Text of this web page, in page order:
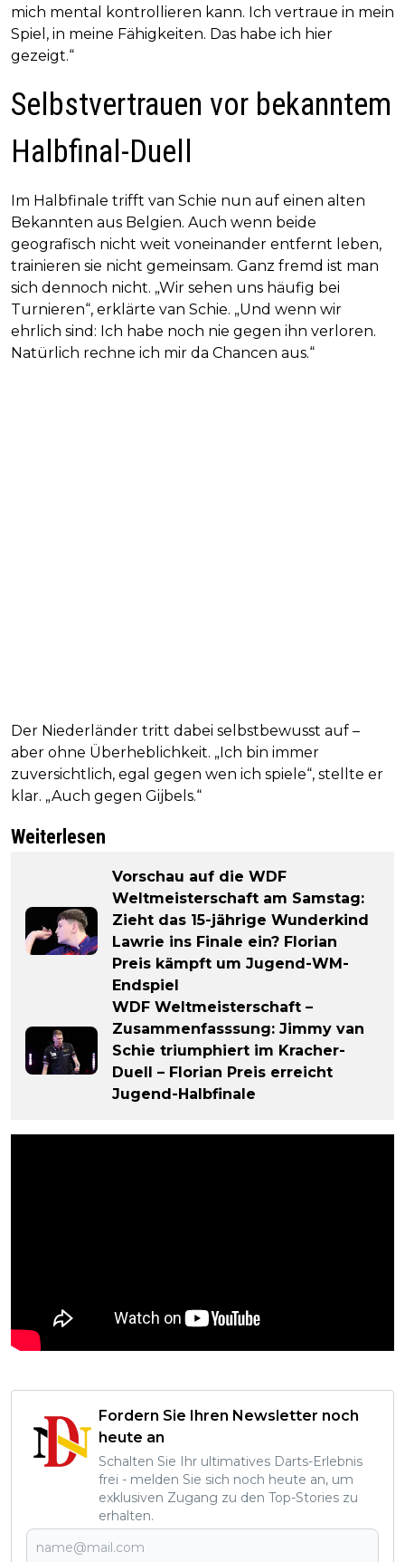
mich mental kontrollieren kann. Ich vertraue in mein
Spiel, in meine Fähigkeiten. Das habe ich hier
gezeigt.“
Selbstvertrauen vor bekanntem
Halbfinal-Duell
Im Halbfinale trifft van Schie nun auf einen alten
Bekannten aus Belgien. Auch wenn beide
geografisch nicht weit voneinander entfernt leben,
trainieren sie nicht gemeinsam. Ganz fremd ist man
sich dennoch nicht. „Wir sehen uns häufig bei
Turnieren“, erklärte van Schie. „Und wenn wir
ehrlich sind: Ich habe noch nie gegen ihn verloren.
Natürlich rechne ich mir da Chancen aus.“
Der Niederländer tritt dabei selbstbewusst auf –
aber ohne Überheblichkeit. „Ich bin immer
zuversichtlich, egal gegen wen ich spiele“, stellte er
klar. „Auch gegen Gijbels.“
Weiterlesen
Vorschau auf die WDF
Weltmeisterschaft am Samstag:
Zieht das 15-jährige Wunderkind
Lawrie ins Finale ein? Florian
Preis kämpft um Jugend-WM-
Endspiel
WDF Weltmeisterschaft –
Zusammenfasssung: Jimmy van
Schie triumphiert im Kracher-
Duell – Florian Preis erreicht
Jugend-Halbfinale
Fordern Sie Ihren Newsletter noch
heute an
Schalten Sie Ihr ultimatives Darts-Erlebnis
frei - melden Sie sich noch heute an, um
exklusiven Zugang zu den Top-Stories zu
erhalten.